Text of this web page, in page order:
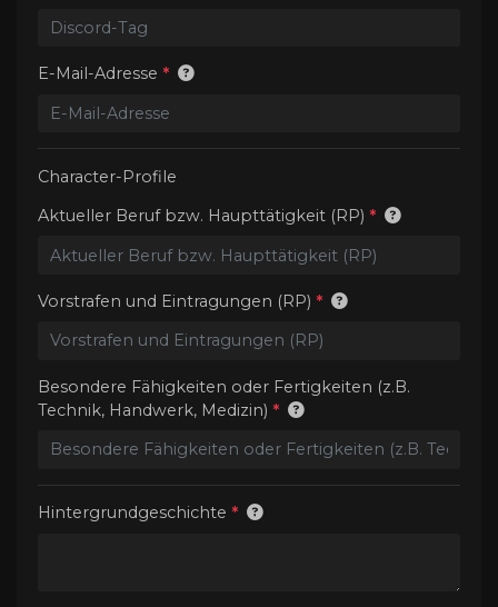
E-Mail-Adresse *
Character-Profile
Aktueller Beruf bzw. Haupttätigkeit (RP) *
Vorstrafen und Eintragungen (RP) *
Besondere Fähigkeiten oder Fertigkeiten (z.B.
Technik, Handwerk, Medizin) *
Hintergrundgeschichte *